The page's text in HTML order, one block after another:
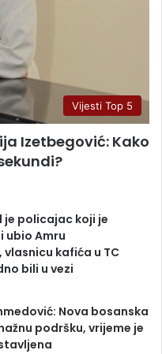
Vijesti Top 5
Izetbegović: Kako
je policajac koji je
ubio Amru
vlasnicu kafića u TC
bili u vezi
Nova bosanska
podršku, vrijeme je